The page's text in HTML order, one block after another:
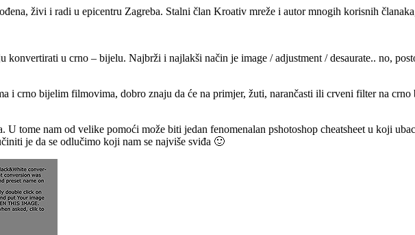
živi i radi u epicentru Zagreba. Stalni član Kroativ mreže i autor mnogih korisnih
u crno – bijelu. Najbrži i najlakši način je image / adjustment / desaurate.. no,
i crno bijelim filmovima, dobro znaju da će na primjer, žuti, narančasti ili crveni filter na
tome nam od velike pomoći može biti jedan fenomenalan pshotoshop cheatsheet u koji
je da se odlučimo koji nam se najviše sviđa 🙂